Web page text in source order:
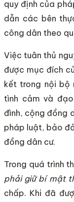
quy định của
dẫn các bên
công dân theo
Việc tuân thủ
được mục đích
kết trong nội bộ
tình cảm và
đình, cộng đồng
pháp luật, bảo
đồng dân cư.
Trong quá trình
phải giữ bí mật
chấp. Khi đã